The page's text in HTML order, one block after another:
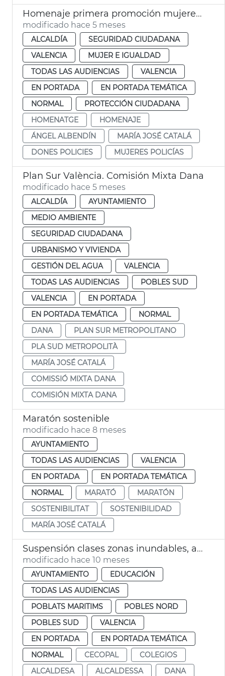
Homenaje primera promoción mujeres Policía Local València
modificado hace 5 meses
ALCALDÍA
SEGURIDAD CIUDADANA
VALENCIA
MUJER E IGUALDAD
TODAS LAS AUDIENCIAS
VALENCIA
EN PORTADA
EN PORTADA TEMÁTICA
NORMAL
PROTECCIÓN CIUDADANA
HOMENATGE
HOMENAJE
ÁNGEL ALBENDÍN
MARÍA JOSÉ CATALÁ
DONES POLICIES
MUJERES POLICÍAS
Plan Sur València. Comisión Mixta Dana
modificado hace 5 meses
ALCALDÍA
AYUNTAMIENTO
MEDIO AMBIENTE
SEGURIDAD CIUDADANA
URBANISMO Y VIVIENDA
GESTIÓN DEL AGUA
VALENCIA
TODAS LAS AUDIENCIAS
POBLES SUD
VALENCIA
EN PORTADA
EN PORTADA TEMÁTICA
NORMAL
DANA
PLAN SUR METROPOLITANO
PLA SUD METROPOLITÀ
MARÍA JOSÉ CATALÁ
COMISSIÓ MIXTA DANA
COMISIÓN MIXTA DANA
Maratón sostenible
modificado hace 8 meses
AYUNTAMIENTO
TODAS LAS AUDIENCIAS
VALENCIA
EN PORTADA
EN PORTADA TEMÁTICA
NORMAL
MARATÓ
MARATÓN
SOSTENIBILITAT
SOSTENIBILIDAD
MARÍA JOSÉ CATALÁ
Suspensión clases zonas inundables, afectados dana y fachada marítima
modificado hace 10 meses
AYUNTAMIENTO
EDUCACIÓN
TODAS LAS AUDIENCIAS
POBLATS MARITIMS
POBLES NORD
POBLES SUD
VALENCIA
EN PORTADA
EN PORTADA TEMÁTICA
NORMAL
CECOPAL
COLEGIOS
ALCALDESA
ALCALDESSA
DANA